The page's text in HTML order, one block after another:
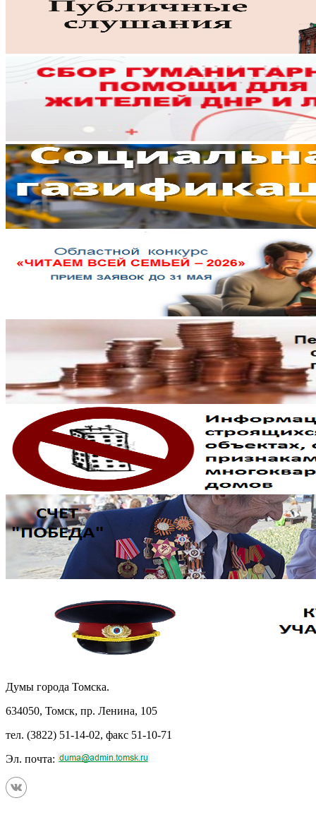
Думы города Томска.
634050, Томск, пр. Ленина, 105
тел. (3822) 51-14-02, факс 51-10-71
Эл. почта: